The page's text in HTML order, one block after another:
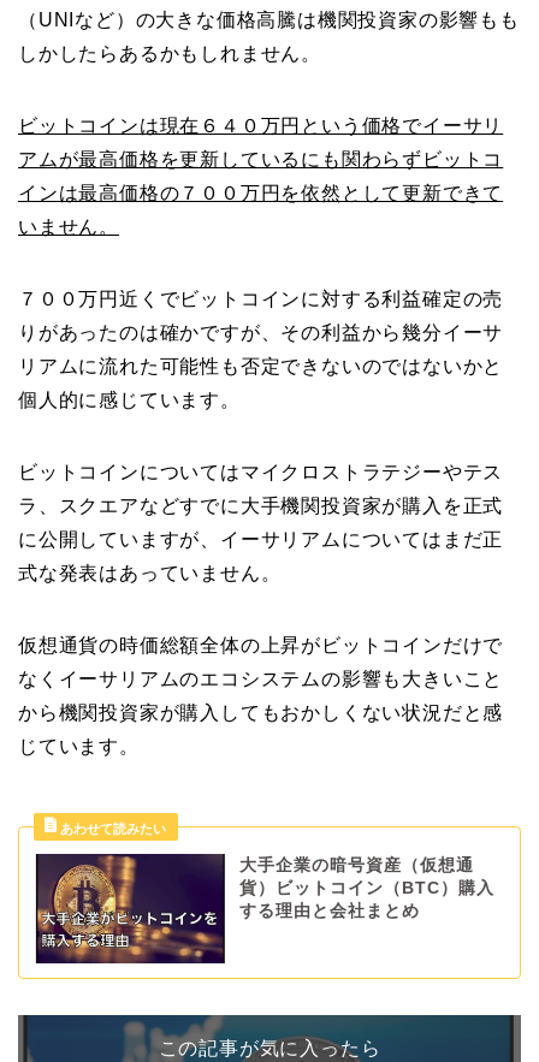
（UNIなど）の大きな価格高騰は機関投資家の影響もも
しかしたらあるかもしれません。
ビットコインは現在６４０万円という価格でイーサリ
アムが最高価格を更新しているにも関わらずビットコ
インは最高価格の７００万円を依然として更新できて
いません。
７００万円近くでビットコインに対する利益確定の売
りがあったのは確かですが、その利益から幾分イーサ
リアムに流れた可能性も否定できないのではないかと
個人的に感じています。
ビットコインについてはマイクロストラテジーやテス
ラ、スクエアなどすでに大手機関投資家が購入を正式
に公開していますが、イーサリアムについてはまだ正
式な発表はあっていません。
仮想通貨の時価総額全体の上昇がビットコインだけで
なくイーサリアムのエコシステムの影響も大きいこと
から機関投資家が購入してもおかしくない状況だと感
じています。
大手企業の暗号資産（仮想通
貨）ビットコイン（BTC）購入
する理由と会社まとめ
この記事が気に入ったら